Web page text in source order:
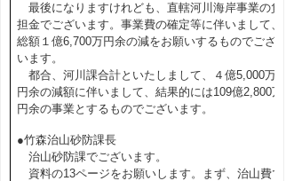
最後になりますけれども、直轄河川海岸事業の負
担金でございます。事業費の確定等に伴いまして、
総額１億6,700万円余の減をお願いするものでござ
います。
都合、河川課合計といたしまして、４億5,000万
円余の減額に伴いまして、結果的には109億2,800万
円余の事業とするものでございます。
●竹森治山砂防課長
治山砂防課でございます。
資料の13ページをお願いします。まず、治山費で